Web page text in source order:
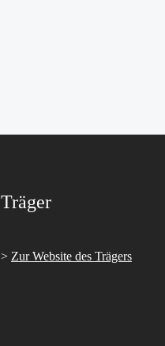
Träger
> Zur Website des Trägers